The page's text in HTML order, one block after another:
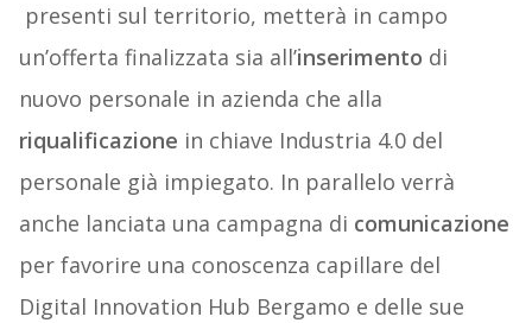
presenti sul territorio, metterà in campo
un’offerta finalizzata sia all’inserimento di
nuovo personale in azienda che alla
riqualificazione in chiave Industria 4.0 del
personale già impiegato. In parallelo verrà
anche lanciata una campagna di comunicazione
per favorire una conoscenza capillare del
Digital Innovation Hub Bergamo e delle sue